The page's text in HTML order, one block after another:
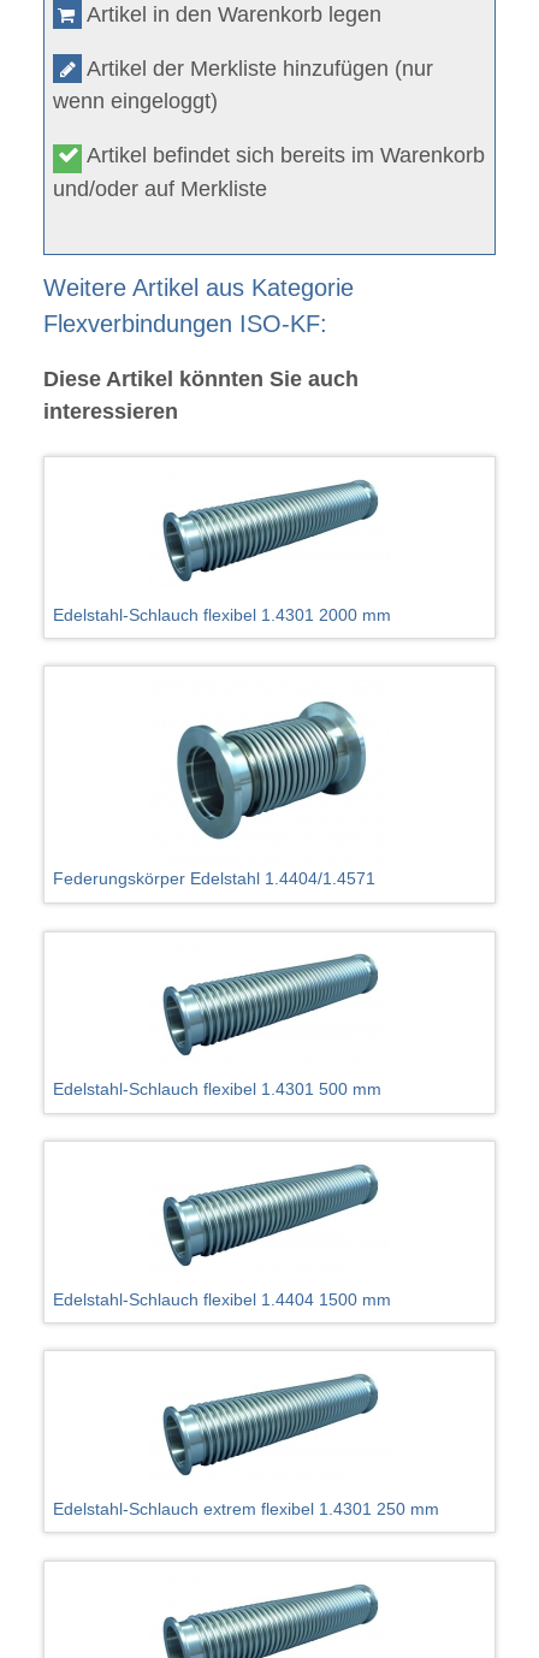
Artikel in den Warenkorb legen
Artikel der Merkliste hinzufügen (nur
wenn eingeloggt)
Artikel befindet sich bereits im Warenkorb
und/oder auf Merkliste
Weitere Artikel aus Kategorie
Flexverbindungen ISO-KF:
Diese Artikel könnten Sie auch
interessieren
Edelstahl-Schlauch flexibel 1.4301 2000 mm
Federungskörper Edelstahl 1.4404/1.4571
Edelstahl-Schlauch flexibel 1.4301 500 mm
Edelstahl-Schlauch flexibel 1.4404 1500 mm
Edelstahl-Schlauch extrem flexibel 1.4301 250 mm